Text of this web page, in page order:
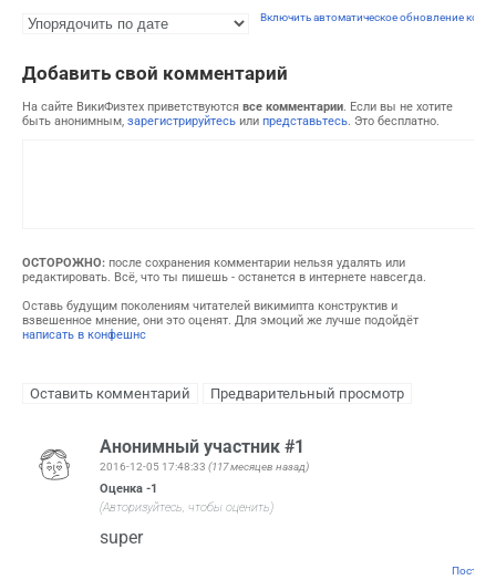
Включить автоматическое обновление
Добавить свой комментарий
На сайте ВикиФизтех приветствуются все комментарии . Если вы не хотите
быть анонимным, зарегистрируйтесь или представьтесь . Это бесплатно.
ОСТОРОЖНО: после сохранения комментарии нельзя удалять или
редактировать. Всё, что ты пишешь - останется в интернете навсегда.
Оставь будущим поколениям читателей викимипта конструктив и
взвешенное мнение, они это оценят. Для эмоций же лучше подойдёт
написать в конфешнс
Анонимный участник #1
2016-12-05 17:48:33 (117 месяцев назад)
Оценка -1
(Авторизуйтесь, чтобы оценить)
super